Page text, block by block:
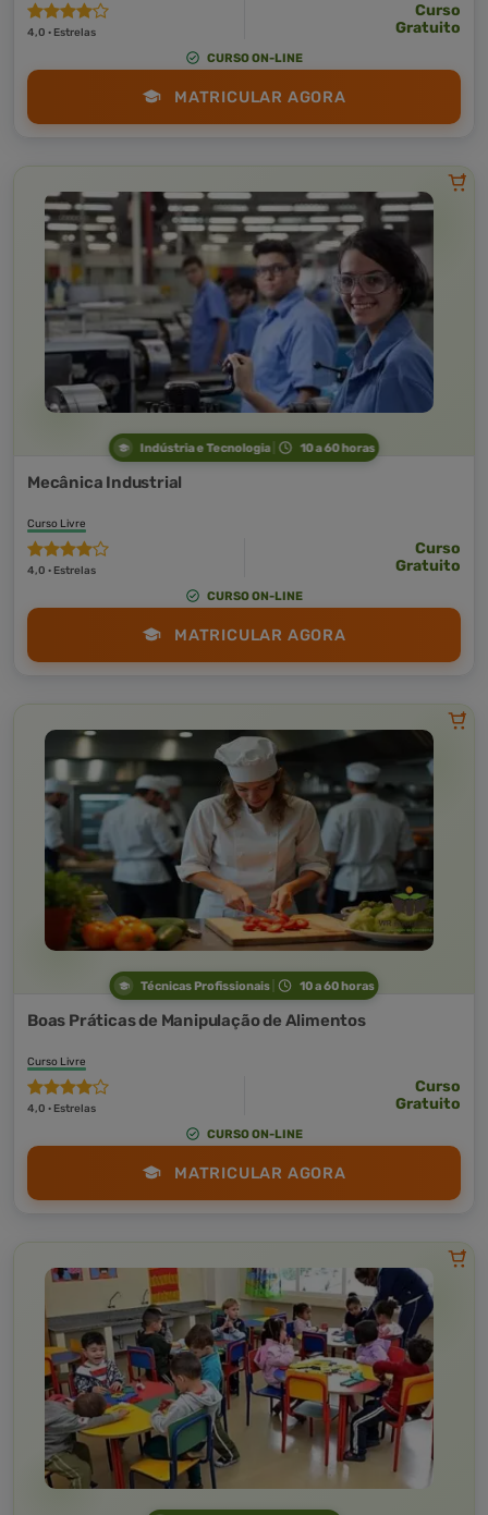
4,0 · Estrelas
Curso
Gratuito
CURSO ON-LINE
MATRICULAR AGORA
Indústria e Tecnologia 10 a 60 horas
Mecânica Industrial
Curso Livre
4,0 · Estrelas
Curso
Gratuito
CURSO ON-LINE
MATRICULAR AGORA
Técnicas Profissionais 10 a 60 horas
Boas Práticas de Manipulação de Alimentos
Curso Livre
4,0 · Estrelas
Curso
Gratuito
CURSO ON-LINE
MATRICULAR AGORA